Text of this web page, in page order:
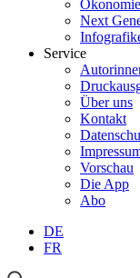
Next
Service
Über uns
Kontakt
Vorschau
Die App
Abo
DE
FR